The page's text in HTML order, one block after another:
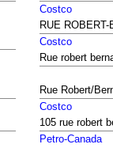
Costco
RUE ROBERT-
Costco
Rue robert
Rue Robert/
Costco
105 rue robert
Petro-Canada